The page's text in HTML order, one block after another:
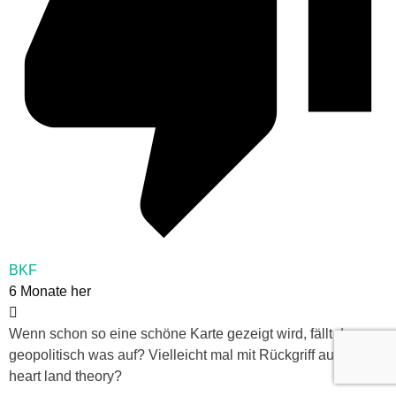
BKF
6 Monate her
Wenn schon so eine schöne Karte gezeigt wird, fällt dann
geopolitisch was auf? Vielleicht mal mit Rückgriff auf die
heart land theory?